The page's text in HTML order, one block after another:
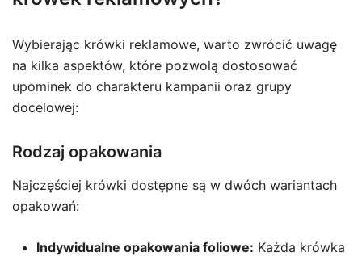
Wybierając krówki reklamowe, warto zwrócić uwagę
na kilka aspektów, które pozwolą dostosować
upominek do charakteru kampanii oraz grupy
docelowej:
Rodzaj opakowania
Najczęściej krówki dostępne są w dwóch wariantach
opakowań:
Indywidualne opakowania foliowe: Każda krówka